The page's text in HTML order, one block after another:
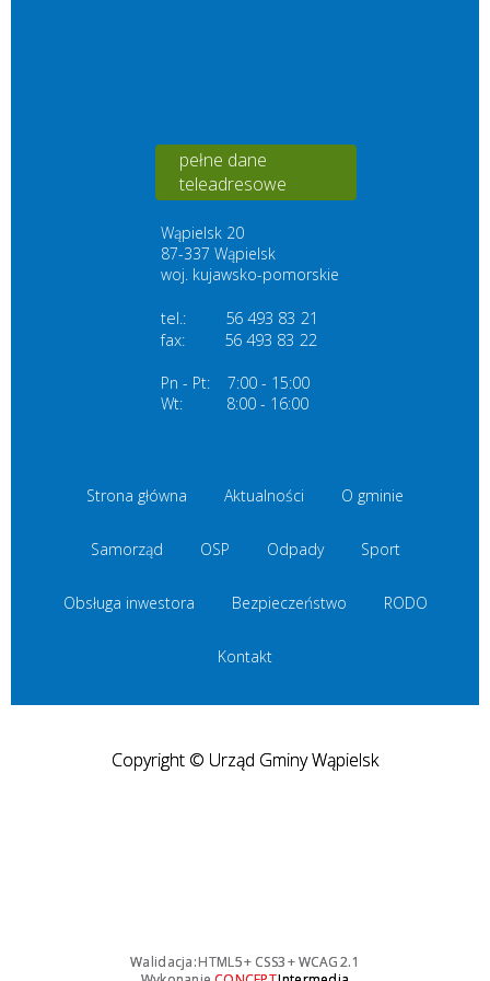
pełne dane
teleadresowe
Wąpielsk 20
87-337 Wąpielsk
woj. kujawsko-pomorskie
tel.:
56 493 83 21
fax:
56 493 83 22
Pn - Pt:
7:00 - 15:00
Wt:
8:00 - 16:00
Strona główna Aktualności O gminie
Samorząd OSP Odpady Sport
Obsługa inwestora Bezpieczeństwo RODO
Kontakt
Copyright © Urząd Gminy Wąpielsk
Walidacja:HTML5+ CSS3+WCAG 2.1